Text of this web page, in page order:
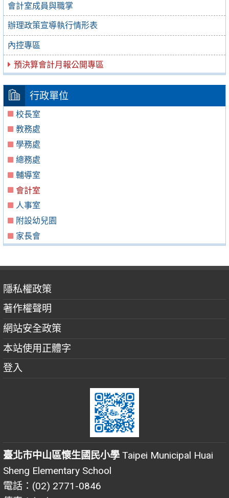
會計室成員與職掌
辦理政策宣導執行情形表
內控專區
預決算會計月報公開專區
行政單位
校長室
教務處
學務處
總務處
輔導室
會計室
人事室
附設幼兒園
家長會
隱私權政策
著作權聲明
網站安全政策
本站使用正體字
登入
臺北市中山區懷生國民小學 Taipei Municipal Huai
Sheng Elementary School
電話：(02) 2771-0846